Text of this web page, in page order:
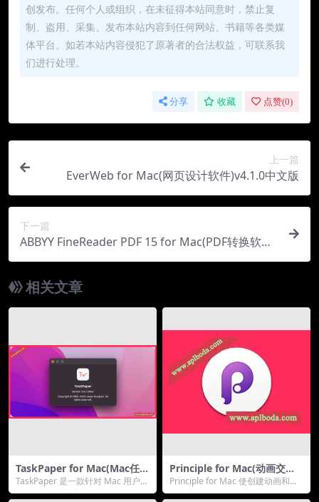
创发布。任何个人或组织，在未征得本站同意时，禁止复
制、盗用、采集、发布本站内容到任何网站、书籍等各类媒
体平台。如若本站内容侵犯了原著者的合法权益，可联系我
们进行处理。
分享 收藏 点赞(0)
上一篇
EverWeb for Mac(网页设计软件)v4.1.0中文版
下一篇
ABBYY FineReader PDF 15 for Mac(PDF转换软件)
v15.2.14中文版
相关文章
TaskPaper for Mac(Mac任务
管理工具)v3.9.3激活版
TaskPaper 是一款针对 Mac 用户的
文本任务管理软件，专注于帮助用
Principle for Mac(动画交互
设计软件)v6.28中文汉化版
Principle for Mac 使创建动画和交
互式用户界面设计变得容易。无